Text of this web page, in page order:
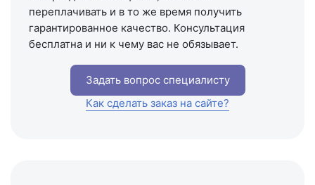
переплачивать и в то же время получить
гарантированное качество. Консультация
бесплатна и ни к чему вас не обязывает.
Задать вопрос специалисту
Как сделать заказ на сайте?